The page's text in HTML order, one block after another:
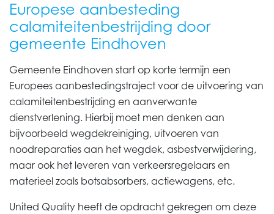
Europese aanbesteding
calamiteitenbestrijding door
gemeente Eindhoven
Gemeente Eindhoven start op korte termijn een
Europees aanbestedingstraject voor de uitvoering van
calamiteitenbestrijding en aanverwante
dienstverlening. Hierbij moet men denken aan
bijvoorbeeld wegdekreiniging, uitvoeren van
noodreparaties aan het wegdek, asbestverwijdering,
maar ook het leveren van verkeersregelaars en
materieel zoals botsabsorbers, actiewagens, etc.
United Quality heeft de opdracht gekregen om deze